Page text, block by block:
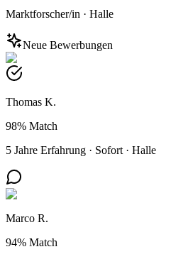
Marktforscher/in · Halle
Neue Bewerbungen
Thomas K.
98% Match
5 Jahre Erfahrung · Sofort · Halle
Marco R.
94% Match